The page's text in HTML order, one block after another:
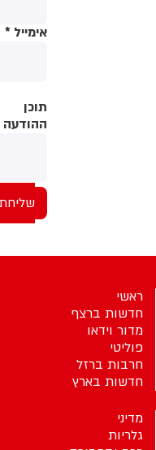
אימייל *
תוכן
ההודעה
ראשי
חדשות ברצף
מדור וידאו
פוליטי
חרבות ברזל
חדשות בארץ
מדיני
גלריות